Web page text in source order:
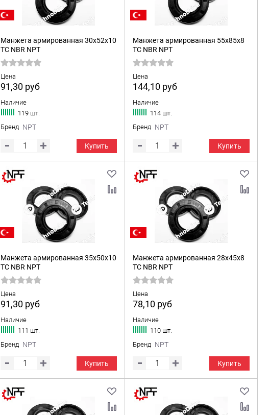
Манжета армированная 30x52x10
TC NBR NPT
Цена
91,30 руб
Наличие
119 шт.
Бренд NPT
Купить
Манжета армированная 55x85x8
TC NBR NPT
Цена
144,10 руб
Наличие
114 шт.
Бренд NPT
Купить
Манжета армированная 35x50x10
TC NBR NPT
Цена
91,30 руб
Наличие
111 шт.
Бренд NPT
Купить
Манжета армированная 28x45x8
TC NBR NPT
Цена
78,10 руб
Наличие
110 шт.
Бренд NPT
Купить